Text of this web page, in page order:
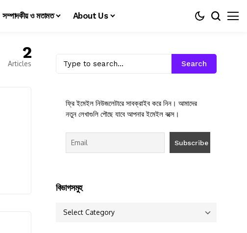
সম্পাদকীয় ও মতামত About Us
2
Articles Search
ফ্রি ইমেইল নিউজলেটারে সাবক্রাইব করে নিন। আমাদের
নতুন লেখাগুলি পৌছে যাবে আপনার ইমেইল বক্সে।
বিভাগসমুহ